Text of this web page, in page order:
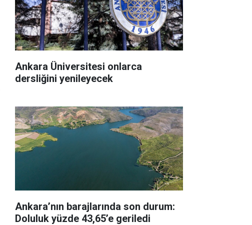
Ankara Üniversitesi onlarca
dersliğini yenileyecek
Ankara’nın barajlarında son durum:
Doluluk yüzde 43,65’e geriledi